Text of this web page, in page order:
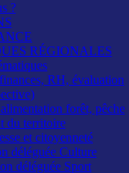
?
RÉGIONALES
RH, évaluation
forêt, pêche
du territoire
et citoyenneté
déléguée Culture
déléguée Sport